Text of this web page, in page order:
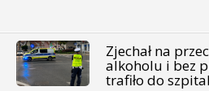
Zjechał na
alkoholu i bez
trafiło do